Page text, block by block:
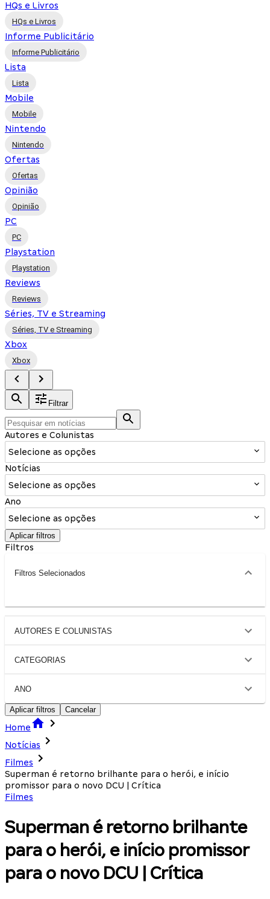
HQs e Livros
HQs e Livros
Informe Publicitário
Informe Publicitário
Lista
Lista
Mobile
Mobile
Nintendo
Nintendo
Ofertas
Ofertas
Opinião
Opinião
PC
PC
Playstation
Playstation
Reviews
Reviews
Séries, TV e Streaming
Séries, TV e Streaming
Xbox
Xbox
Filtrar
Autores e Colunistas
Selecione as opções
Notícias
Selecione as opções
Ano
Selecione as opções
Aplicar filtros
Filtros
Filtros Selecionados
AUTORES E COLUNISTAS
CATEGORIAS
ANO
Aplicar filtros Cancelar
Home
Notícias
Filmes
Superman é retorno brilhante para o herói, e início
promissor para o novo DCU | Crítica
Filmes
Superman é retorno brilhante
para o herói, e início promissor
para o novo DCU | Crítica